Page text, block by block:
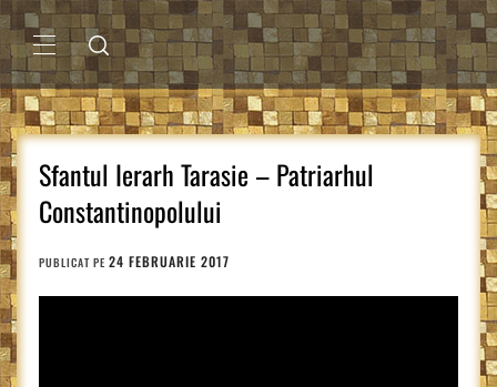
Sari
la
conținutMENIU
PRINCIPAL
Sfantul Ierarh Tarasie – Patriarhul
Constantinopolului
PUBLICAT PE 24 FEBRUARIE 2017